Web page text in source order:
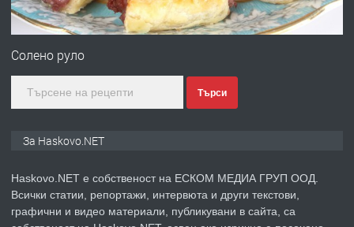
ПРЕДЛАГА
№4120 Магазин/Офис под наем в кв.
преди 3 дни
Солено руло
Търси
За Haskovo.NET
Haskovo.NET е собственост на ЕСКОМ МЕДИА ГРУП ООД.
Всички статии, репортажи, интервюта и други текстови,
графични и видео материали, публикувани в сайта, са